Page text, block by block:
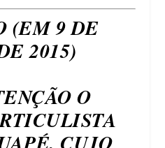
(EM 9 DE
2015)
O